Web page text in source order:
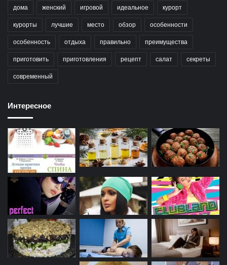
дома женский игровой идеальное курорт
курорты лучшие место обзор особенности
особенность отдыха правильно преимущества
приготовить приготовления рецепт салат секреты
современный
Интересное